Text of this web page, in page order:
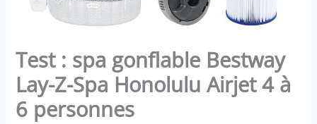
Test : spa gonflable Bestway
Lay-Z-Spa Honolulu Airjet 4 à
6 personnes